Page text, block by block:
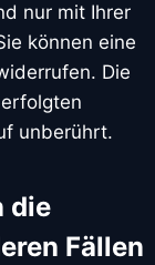
nur mit Ihrer
können eine
Die
unberührt.
die
Fällen